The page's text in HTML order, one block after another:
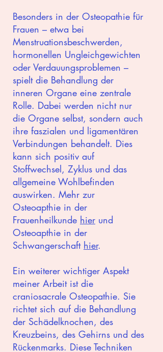
Besonders in der Osteopathie für
Frauen – etwa bei
Menstruationsbeschwerden,
hormonellen Ungleichgewichten
oder Verdauungsproblemen –
spielt die Behandlung der
inneren Organe eine zentrale
Rolle. Dabei werden nicht nur
die Organe selbst, sondern auch
ihre faszialen und ligamentären
Verbindungen behandelt. Dies
kann sich positiv auf
Stoffwechsel, Zyklus und das
allgemeine Wohlbefinden
auswirken. Mehr zur
Osteoapthie in der
Frauenheilkunde hier und
Osteoapthie in der
Schwangerschaft hier.
Ein weiterer wichtiger Aspekt
meiner Arbeit ist die
craniosacrale Osteopathie. Sie
richtet sich auf die Behandlung
der Schädelknochen, des
Kreuzbeins, des Gehirns und des
Rückenmarks. Diese Techniken